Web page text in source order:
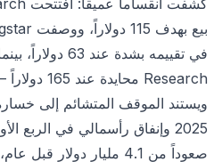
صعوداً من 4.1 مليار دولار